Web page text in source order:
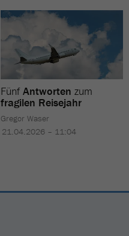
FünfAntworten zum
fragilen Reisejahr
Gregor Waser
21.04.2026 – 11:04